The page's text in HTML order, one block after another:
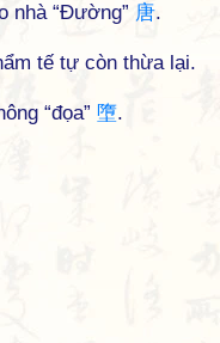
nhà “Đường” 唐.
tế tự còn thừa lại.
“đọa” 墮.